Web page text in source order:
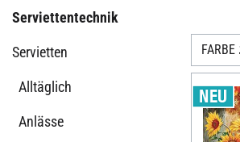
Serviettentechnik
Servietten
Alltäglich
Anlässe
FARBE